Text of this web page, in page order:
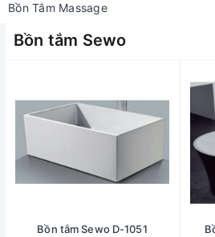
Bồn Tắm Massage
Bồn tắm Sewo
Bồn tắm Sewo D-1051